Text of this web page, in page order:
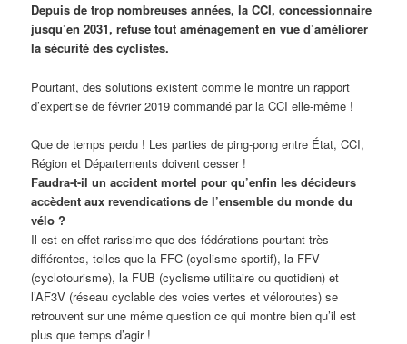
Depuis de trop nombreuses années, la CCI, concessionnaire
jusqu’en 2031, refuse tout aménagement en vue d’améliorer
la sécurité des cyclistes.
Pourtant, des solutions existent comme le montre un rapport
d’expertise de février 2019 commandé par la CCI elle-même !
Que de temps perdu ! Les parties de ping-pong entre État, CCI,
Région et Départements doivent cesser !
Faudra-t-il un accident mortel pour qu’enfin les décideurs
accèdent aux revendications de l’ensemble du monde du
vélo ?
Il est en effet rarissime que des fédérations pourtant très
différentes, telles que la FFC (cyclisme sportif), la FFV
(cyclotourisme), la FUB (cyclisme utilitaire ou quotidien) et
l’AF3V (réseau cyclable des voies vertes et véloroutes) se
retrouvent sur une même question ce qui montre bien qu’il est
plus que temps d’agir !